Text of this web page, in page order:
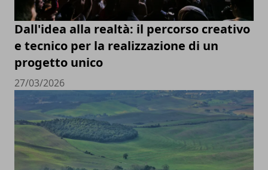
Dall'idea alla realtà: il percorso creativo
e tecnico per la realizzazione di un
progetto unico
27/03/2026